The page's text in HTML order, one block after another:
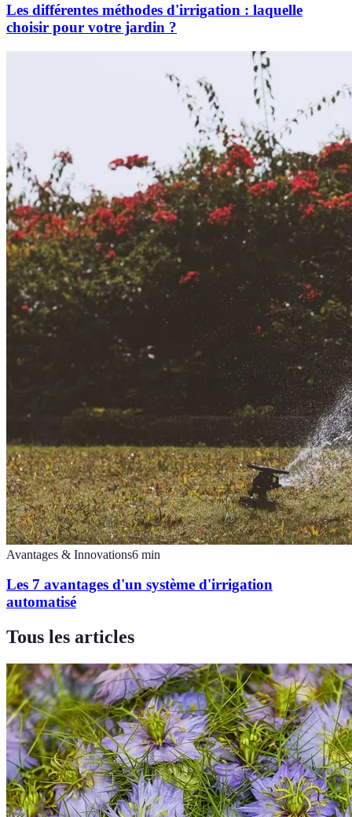
Les différentes méthodes d'irrigation : laquelle
choisir pour votre jardin ?
Avantages & Innovations6 min
Les 7 avantages d'un système d'irrigation
automatisé
Tous les articles